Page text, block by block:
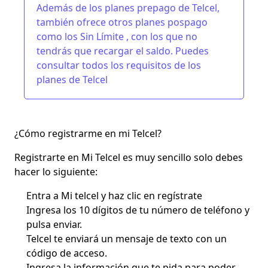
Además de los planes prepago de Telcel,
también ofrece otros planes pospago
como los Sin Límite , con los que no
tendrás que recargar el saldo. Puedes
consultar todos los requisitos de los
planes de Telcel
¿Cómo registrarme en mi Telcel?
Registrarte en Mi Telcel es muy sencillo solo debes
hacer lo siguiente:
Entra a Mi telcel y haz clic en regístrate
Ingresa los 10 dígitos de tu número de teléfono y
pulsa enviar.
Telcel te enviará un mensaje de texto con un
código de acceso.